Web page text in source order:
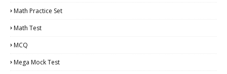
Math Practice Set
Math Test
MCQ
Mega Mock Test